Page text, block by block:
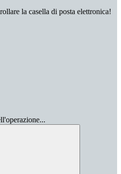
la casella di posta elettronica!